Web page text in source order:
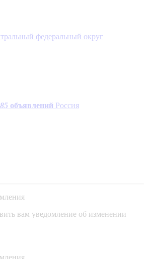
федеральный округ
85 объявлений Россия
вам уведомление об изменении